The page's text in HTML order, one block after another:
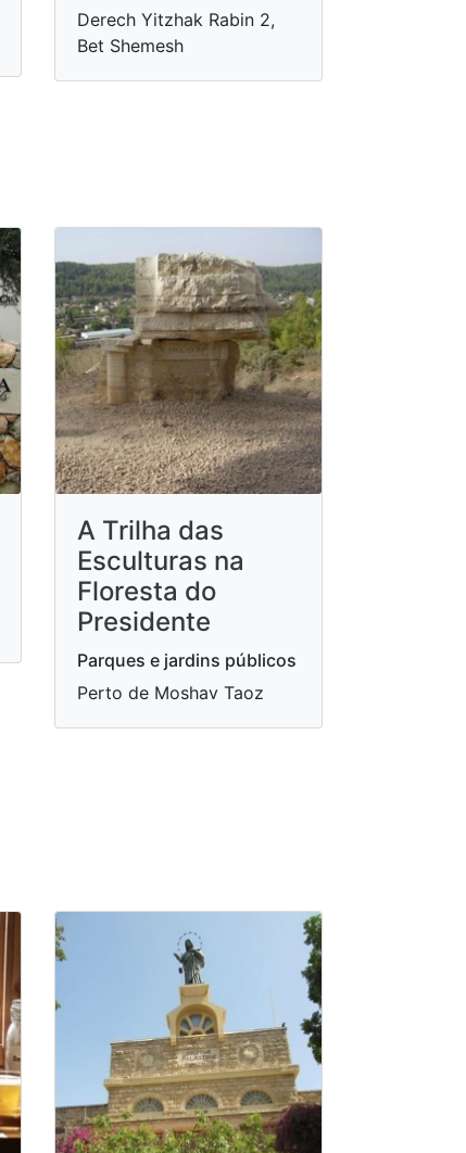
Derech Yitzhak Rabin 2,
Bet Shemesh
A Trilha das
Esculturas na
Floresta do
Presidente
Parques e jardins públicos
Perto de Moshav Taoz